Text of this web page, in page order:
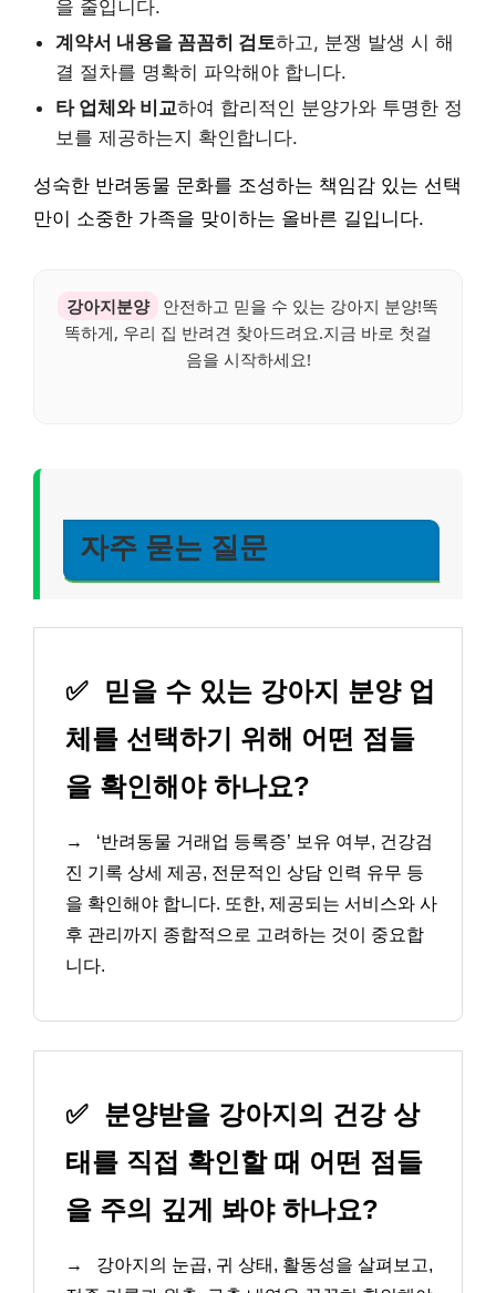
을 줄입니다.
계약서 내용을 꼼꼼히 검토하고, 분쟁 발생 시 해
결 절차를 명확히 파악해야 합니다.
타 업체와 비교하여 합리적인 분양가와 투명한 정
보를 제공하는지 확인합니다.
성숙한 반려동물 문화를 조성하는 책임감 있는 선택
만이 소중한 가족을 맞이하는 올바른 길입니다.
강아지분양
안전하고 믿을 수 있는 강아지 분양!똑
똑하게, 우리 집 반려견 찾아드려요.지금 바로 첫걸
음을 시작하세요!
자주 묻는 질문
✅
믿을 수 있는 강아지 분양 업
체를 선택하기 위해 어떤 점들
을 확인해야 하나요?
→
‘반려동물 거래업 등록증’ 보유 여부, 건강검
진 기록 상세 제공, 전문적인 상담 인력 유무 등
을 확인해야 합니다. 또한, 제공되는 서비스와 사
후 관리까지 종합적으로 고려하는 것이 중요합
니다.
✅ 분양받을 강아지의 건강 상
태를 직접 확인할 때 어떤 점들
을 주의 깊게 봐야 하나요?
→
강아지의 눈곱, 귀 상태, 활동성을 살펴보고,